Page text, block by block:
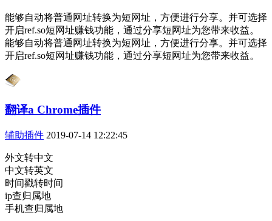
能够自动将普通网址转换为短网址，方便进行分享。并可选择
开启ref.so短网址赚钱功能，通过分享短网址为您带来收益。
能够自动将普通网址转换为短网址，方便进行分享。并可选择
开启ref.so短网址赚钱功能，通过分享短网址为您带来收益。
翻译a Chrome插件
辅助插件 2019-07-14 12:22:45
外文转中文
中文转英文
时间戳转时间
ip查归属地
手机查归属地